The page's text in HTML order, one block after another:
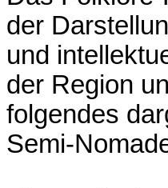
der
und
der Region
folgendes
Semi-